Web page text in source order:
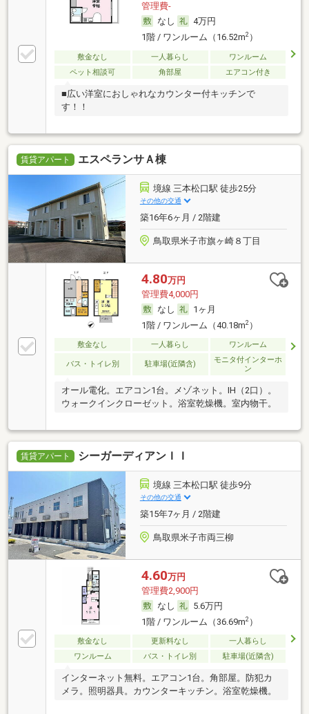
管理費-
なし
4万円
1階 / ワンルーム（16.52m2）
敷金なし 一人暮らし
ワンルーム
ペット相談可
角部屋 エアコン付き
■広い洋室におしゃれなカウンター付キッチンで
す！！
賃貸アパート エスペランサＡ棟
境線 三本松口駅 徒歩25分
その他の交通
築16年6ヶ月 / 2階建
鳥取県米子市旗ヶ崎８丁目
4.80万円
管理費4,000円
なし
1ヶ月
1階 / ワンルーム（40.18m2）
敷金なし 一人暮らし ワンルーム
バス・トイレ別 駐車場(近隣含)
モニタ付インターホ
ン
オール電化。エアコン1台。メゾネット。IH（2口）。
ウォークインクローゼット。浴室乾燥機。室内物干。
賃貸アパート シーガーディアンＩＩ
境線 三本松口駅 徒歩9分
その他の交通
築15年7ヶ月 / 2階建
鳥取県米子市両三柳
4.60万円
管理費2,900円
なし
5.6万円
1階 / ワンルーム（36.69m2）
敷金なし 更新料なし
一人暮らし
ワンルーム
バス・トイレ別 駐車場(近隣含)
インターネット無料。エアコン1台。角部屋。防犯カ
メラ。照明器具。カウンターキッチン。浴室乾燥機。